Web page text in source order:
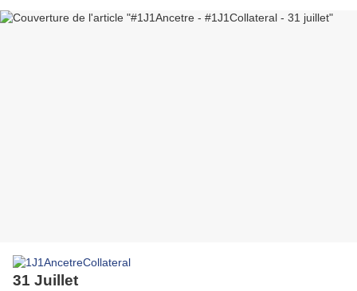
31 Juillet